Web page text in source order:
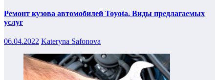
Ремонт кузова автомобилей Toyota. Виды предлагаемых
услуг
06.04.2022 Kateryna Safonova